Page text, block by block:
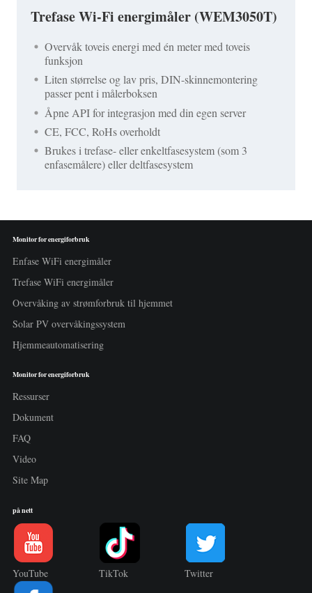
Trefase Wi-Fi energimåler (WEM3050T)
Overvåk toveis energi med én meter med toveis
funksjon
Liten størrelse og lav pris, DIN-skinnemontering
passer pent i målerboksen
Åpne API for integrasjon med din egen server
CE, FCC, RoHs overholdt
Brukes i trefase- eller enkeltfasesystem (som 3
enfasemålere) eller deltfasesystem
Monitor for energiforbruk
Enfase WiFi energimåler
Trefase WiFi energimåler
Overvåking av strømforbruk til hjemmet
Solar PV overvåkingssystem
Hjemmeautomatisering
Monitor for energiforbruk
Ressurser
Dokument
FAQ
Video
Site Map
på nett
YouTube TikTok Twitter